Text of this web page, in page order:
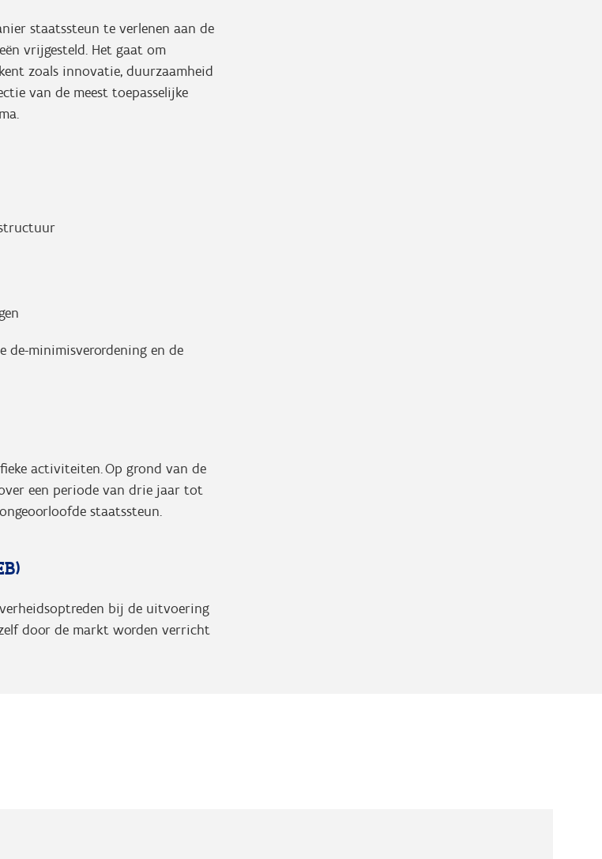
staatssteun te verlenen aan de
vrijgesteld. Het gaat om
zoals innovatie, duurzaamheid
van de meest toepasselijke
minimisverordening en de
activiteiten. Op grond van de
een periode van drie jaar tot
staatssteun.
bij de uitvoering
door de markt worden verricht